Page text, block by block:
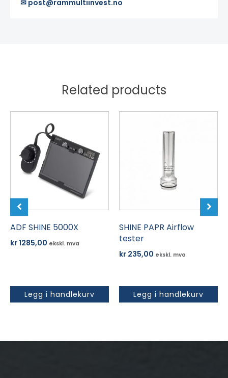
✉ post@rammultiinvest.no
Related products
ADF SHINE 5000X
kr1285,00 ekskl. mva
Legg i handlekurv
SHINE PAPR Airflow
tester
kr235,00 ekskl. mva
Legg i handlekurv